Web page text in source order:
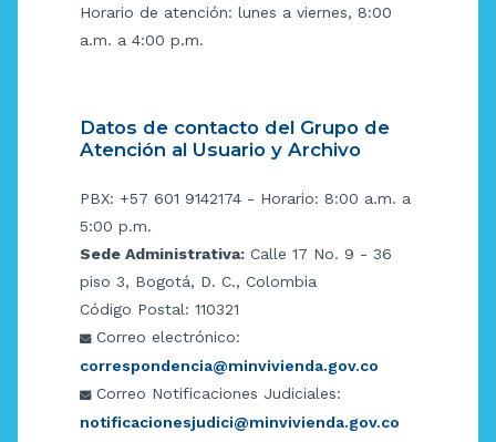
Horario de atención: lunes a viernes, 8:00
a.m. a 4:00 p.m.
Datos de contacto del Grupo de
Atención al Usuario y Archivo
PBX: +57 601 9142174 - Horario: 8:00 a.m. a
5:00 p.m.
Sede Administrativa: Calle 17 No. 9 - 36
piso 3, Bogotá, D. C., Colombia
Código Postal: 110321
Correo electrónico:
correspondencia@minvivienda.gov.co
Correo Notificaciones Judiciales:
notificacionesjudici@minvivienda.gov.co